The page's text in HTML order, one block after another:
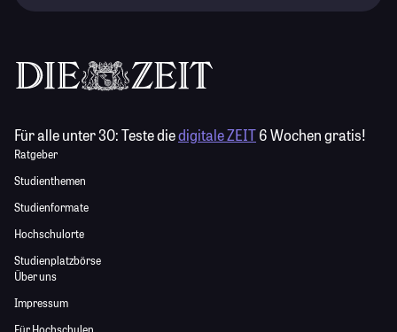
Für alle unter 30:Teste diedigitale ZEIT6 Wochen gratis!
Ratgeber
Studienthemen
Studienformate
Hochschulorte
Studienplatzbörse
Über uns
Impressum